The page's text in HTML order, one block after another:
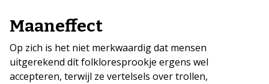
Maaneffect
Op zich is het niet merkwaardig dat mensen
uitgerekend dít folkloresprookje ergens wel
accepteren, terwijl ze vertelsels over trollen,